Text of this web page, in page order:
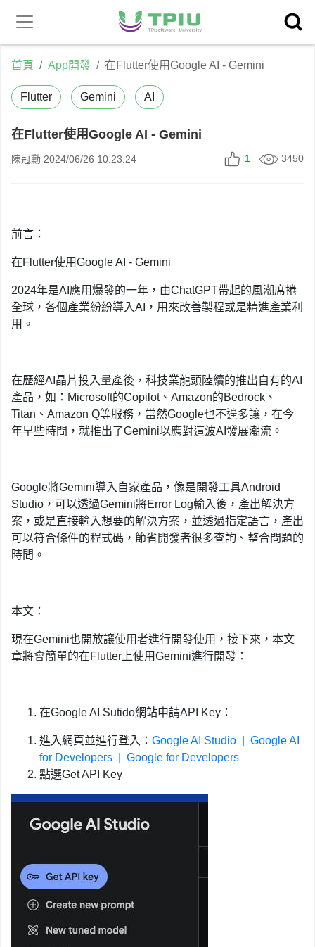
網
產品中心
首頁 App開發 在Flutter使用Google AI - Gemini
Flutter Gemini AI
在Flutter使用Google AI - Gemini
陳冠勳 2024/06/26 10:23:24 1 3450
前言：
在Flutter使用Google AI - Gemini
2024年是AI應用爆發的一年，由ChatGPT帶起的風潮席捲
全球，各個產業紛紛導入AI，用來改善製程或是精進產業利
用。
在歷經AI晶片投入量產後，科技業龍頭陸續的推出自有的AI
產品，如：Microsoft的Copilot、Amazon的Bedrock、
Titan、Amazon Q等服務，當然Google也不遑多讓，在今
年早些時間，就推出了Gemini以應對這波AI發展潮流。
Google將Gemini導入自家產品，像是開發工具Android
Studio，可以透過Gemini將Error Log輸入後，產出解決方
案，或是直接輸入想要的解決方案，並透過指定語言，產出
可以符合條件的程式碼，節省開發者很多查詢、整合問題的
時間。
本文：
現在Gemini也開放讓使用者進行開發使用，接下來，本文
章將會簡單的在Flutter上使用Gemini進行開發：
在Google AI Sutido網站申請API Key：
進入網頁並進行登入： Google AI Studio | Google AI
for Developers | Google for Developers
點選Get API Key